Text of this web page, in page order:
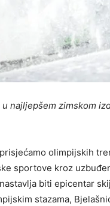
najljepšem zimskom
olimpijskih
sportove kroz
biti epicentar
stazama,